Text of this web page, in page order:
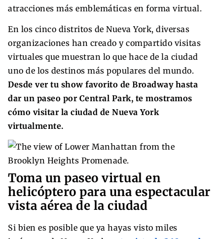
atracciones más emblemáticas en forma virtual.
En los cinco distritos de Nueva York, diversas
organizaciones han creado y compartido visitas
virtuales que muestran lo que hace de la ciudad
uno de los destinos más populares del mundo.
Desde ver tu show favorito de Broadway hasta
dar un paseo por Central Park, te mostramos
cómo visitar la ciudad de Nueva York
virtualmente.
Toma un paseo virtual en
helicóptero para una espectacular
vista aérea de la ciudad
Si bien es posible que ya hayas visto miles